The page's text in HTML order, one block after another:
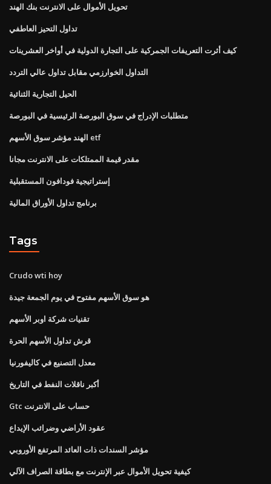
تحويل الأموال على الانترنت بنك الهند
تداول التحيز العاطفي
كيف أثرت التعريفات الجمركية على التجارة الدولية في أواخر العشرينات
التداول الخوارزمي مقابل تداول عالي التردد
الحيل التجارية الثنائية
متطلبات الإدراج في سوق البورصة الرئيسية في البورصة
الهند مؤشر سوق الأسهم etf
مقدر قيمة الممتلكات على الانترنت مجانا
إستراتيجية فودافون المستقبلية
برنامج تداول الأوراق المالية
Tags
Crudo wti hoy
هو سوق الأسهم مفتوح في يوم الجمعة جيدة
تقنيات شركة اوبر الأسهم
قرش تداول الأسهم الحرة
معدل التصنيع في كاليفورنيا
أكبر ناقلات النفط في التاريخ
Gtc حساب على الانترنت
عقود الأراضي وضرائب الإيداع
مؤشر السندات ذات العائد المرتفع الأوروبي
كيفية تحويل الأموال عبر الإنترنت مع بطاقة الصراف الآلي